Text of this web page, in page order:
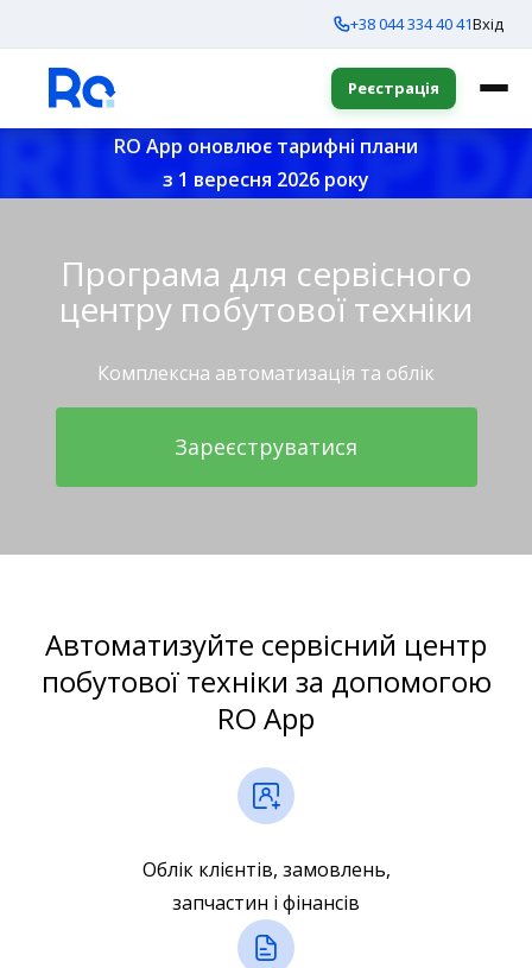
+38 044 334 40 41Вхід
Реєстрація
RO App оновлює тарифні плани
з 1 вересня 2026 року
Програма для сервісного
центру побутової техніки
Комплексна автоматизація та облік
Зареєструватися
Автоматизуйте сервісний центр
побутової техніки за допомогою
RO App
Облік клієнтів, замовлень,
запчастин і фінансів